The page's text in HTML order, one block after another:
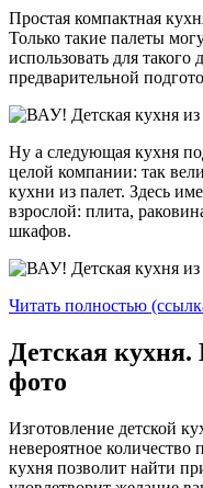
Простая компактная
Только такие палеты
использовать для такого
предварительной
Ну а следующая кухня
целой компании: так
кухни из палет. Здесь
взрослой: плита,
шкафов.
Читать полностью
Детская
фото
Изготовление детской
невероятное количество
кухня позволит найти